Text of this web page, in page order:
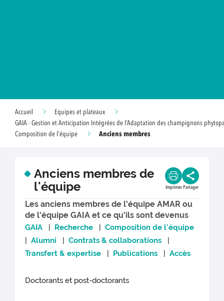
Accueil
Equipes et plateaux
GAIA - Gestion et Anticipation Intégrées de l’Adaptation des champignons
Composition de l'équipe
Anciens membres
Anciens membres de
l'équipe
Imprimer Partager
Les anciens membres de l'équipe AMAR ou
de l'équipe GAIA et ce qu'ils sont devenus
GAIA | Recherche | Composition de l'équipe
| Alumni | Contrats & collaborations
|
Transfert & expertise
| Publications | Accès
Doctorants et post-doctorants